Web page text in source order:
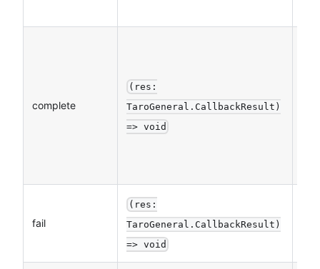
complete
(res:
TaroGeneral.CallbackResult)
=> void
fail
(res:
TaroGeneral.CallbackResult)
=> void